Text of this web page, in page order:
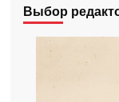
Выбор